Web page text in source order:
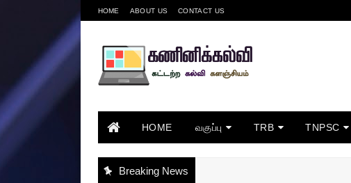
HOME ABOUT US CONTACT US
HOME வகுப்பு TRB TNPSC
Breaking News